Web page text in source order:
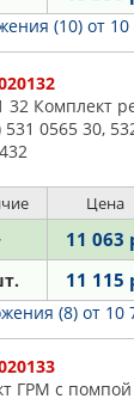
(10) от
32 Комплект
0565 30,
Цена
11 063
11 115
(8) от 10
ГРМ с помпой